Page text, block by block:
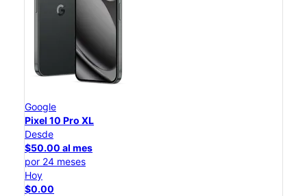
Google
Pixel 10 Pro XL
Desde
$50.00 al mes
por 24 meses
Hoy
$0.00